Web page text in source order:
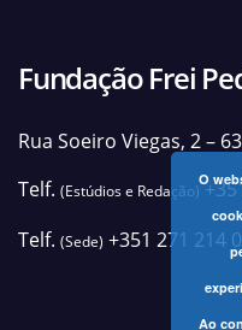
Fundação Frei
Rua Soeiro Viegas, 2 –
Telf. (Estúdios e Redação)
Telf. (Sede) +351 271 214
O
Ao